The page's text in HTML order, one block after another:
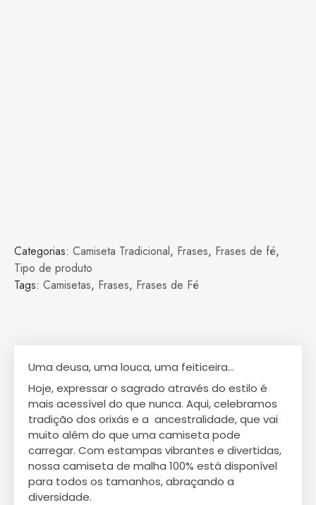
Categorias: Camiseta Tradicional, Frases, Frases de fé,
Tipo de produto
Tags: Camisetas, Frases, Frases de Fé
Uma deusa, uma louca, uma feiticeira…
Hoje, expressar o sagrado através do estilo é
mais acessível do que nunca. Aqui, celebramos
tradição dos orixás e a ancestralidade, que vai
muito além do que uma camiseta pode
carregar. Com estampas vibrantes e divertidas,
nossa camiseta de malha 100% está disponível
para todos os tamanhos, abraçando a
diversidade.